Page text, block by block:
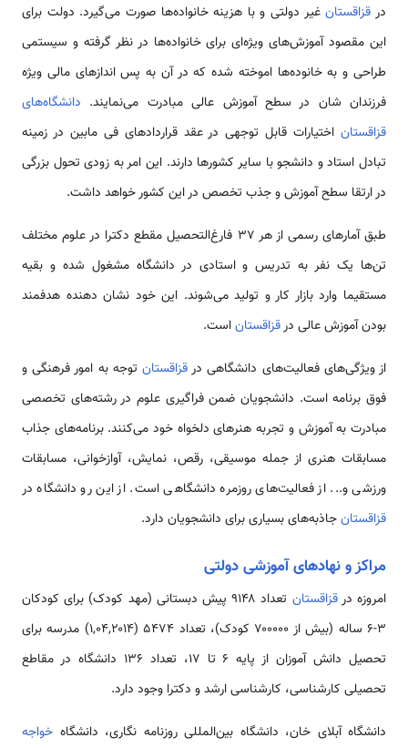
در قزاقستانغیر دولتی و با هزینه خانواده‌ها صورت می‌گیرد. دولت برای
این مقصود آموزش‌های ویژه‌ای برای خانواده‌ها در نظر گرفته و سیستمی
طراحی و به خانوده‌ها اموخته شده که در آن به پس اندازهای مالی ویژه
فرزندان شان در سطح آموزش عالی مبادرت می‌نمایند. دانشگاه‌های
قزاقستان اختیارات قابل توجهی در عقد قراردادهای فی مابین در زمینه
تبادل استاد و دانشجو با سایر کشور‌ها دارند. این امر به زودی تحول بزرگی
در ارتقا سطح آموزش و جذب تخصص در این کشور خواهد داشت.
طبق آمارهای رسمی از هر ۳۷ فارغ‌التحصیل مقطع دکترا در علوم مختلف
تن‌ها یک نفر به تدریس و استادی در دانشگاه مشغول شده و بقیه
مستقیما وارد بازار کار و تولید می‌شوند. این خود نشان دهنده هدفمند
بودن آموزش عالی درقزاقستاناست.
از ویژگی‌های فعالیت‌های دانشگاهی درقزاقستان توجه به امور فرهنگی و
فوق برنامه است. دانشجویان ضمن فراگیری علوم در رشته‌های تخصصی
مبادرت به آموزش و تجربه هنرهای دلخواه خود می‌کنند. برنامه‌های جذاب
مسابقات هنری از جمله موسیقی، رقص، نمایش، آوازخوانی، مسابقات
ورزشی و... از فعالیت‌های روزمره دانشگاهی است. از این رو دانشگاه در
قزاقستانجاذبه‌های بسیاری برای دانشجویان دارد.
مراکز و نهادهای آموزشی دولتی
امروزه درقزاقستان
تعداد ۹۱۴۸ پیش دبستانی (مهد کودک) برای کودکان
۳-۶ ساله (بیش از ۷۰۰۰۰۰ کودک)، تعداد ۵۴۷۴ (۱,۰۴,۲۰۱۴) مدرسه برای
تحصیل دانش آموزان از پایه ۶ تا ۱۷، تعداد ۱۳۶ دانشگاه در مقاطع
تحصیلی کارشناسی، کارشناسی ارشد و دکترا وجود دارد.
دانشگاه آبلای خان، دانشگاه بین‌المللی روزنامه نگاری، دانشگاه خواجه